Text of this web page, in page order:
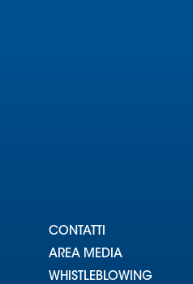
CONTATTI
AREA MEDIA
WHISTLEBLOWING